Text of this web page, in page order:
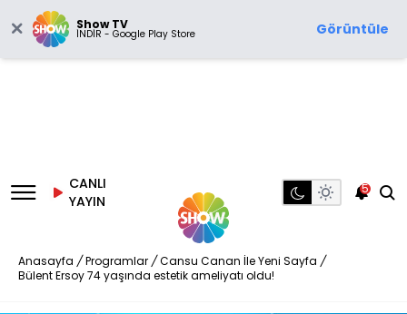
Show TV
İNDİR - Google Play Store Görüntüle
CANLI
YAYIN
5
Anasayfa / Programlar / Cansu Canan İle Yeni Sayfa /
Bülent Ersoy 74 yaşında estetik ameliyatı oldu!